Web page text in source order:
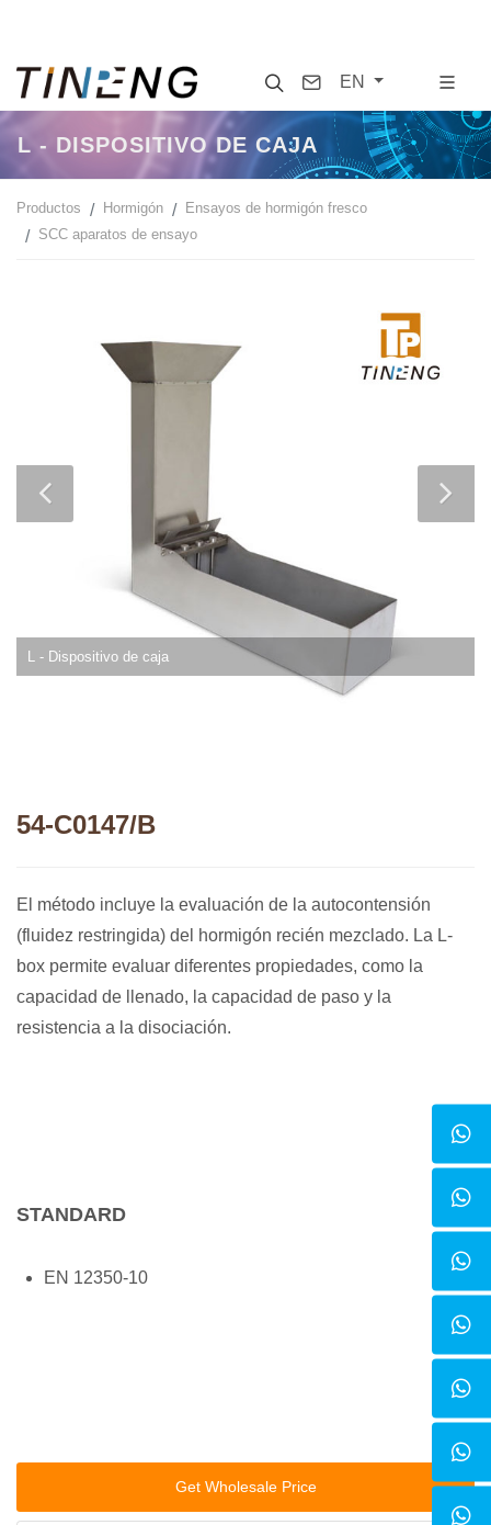
SearchContact
EN
L - DISPOSITIVO DE CAJA
Productos Hormigón
Ensayos de hormigón fresco
SCC aparatos de ensayo
L - Dispositivo de caja
54-C0147/B
El método incluye la evaluación de la autocontensión
(fluidez restringida) del hormigón recién mezclado. La L-
box permite evaluar diferentes propiedades, como la
capacidad de llenado, la capacidad de paso y la
resistencia a la disociación.
STANDARD
EN 12350-10
Get Wholesale Price